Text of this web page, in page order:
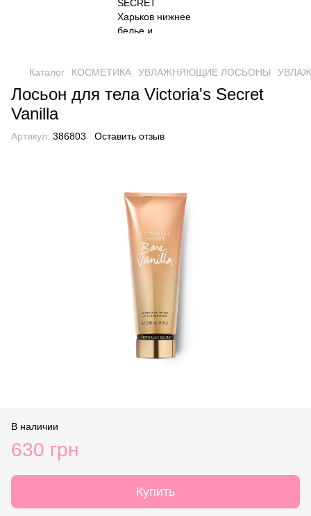
Каталог КОСМЕТИКА УВЛАЖНЯЮЩИЕ ЛОСЬОНЫ
Лосьон для тела Victoria's Secret
Vanilla
Артикул: 386803 Оставить отзыв
В наличии
630 грн
Купить